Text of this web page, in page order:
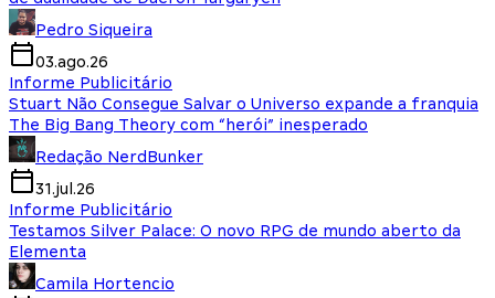
Pedro Siqueira
03.ago.26
Informe Publicitário
Stuart Não Consegue Salvar o Universo expande a franquia
The Big Bang Theory com “herói” inesperado
Redação NerdBunker
31.jul.26
Informe Publicitário
Testamos Silver Palace: O novo RPG de mundo aberto da
Elementa
Camila Hortencio